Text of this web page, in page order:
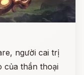
người cai trị
của thần thoại